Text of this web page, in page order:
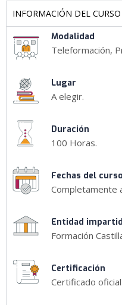
INFORMACIÓN DEL CURSO
Modalidad
Teleformación,
Lugar
A elegir.
Duración
100 Horas.
Fechas del curso
Completamente
Entidad
Formación
Certificación
Certificado oficial.